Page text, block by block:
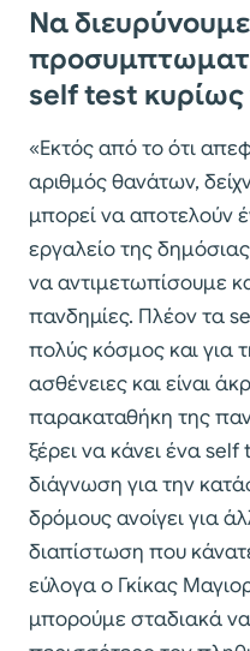
Να
self test κυρίως
«Εκτός από το ότι
αριθμός θανάτων,
μπορεί να αποτελούν
εργαλείο της
να αντιμετωπίσουμε
πανδημίες. Πλέον τα
πολύς κόσμος και για
ασθένειες και είναι
παρακαταθήκη της
ξέρει να κάνει ένα self
διάγνωση για την
δρόμους ανοίγει για
διαπίστωση που
εύλογα ο Γκίκας
μπορούμε σταδιακά